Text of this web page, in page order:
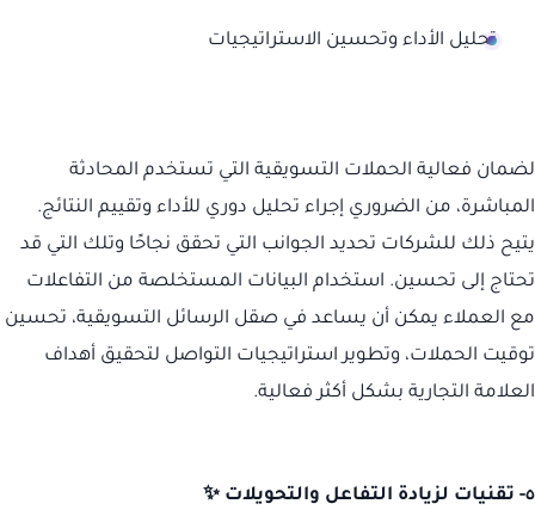
تحليل الأداء وتحسين الاستراتيجيات
لضمان فعالية الحملات التسويقية التي تستخدم المحادثة
المباشرة، من الضروري إجراء تحليل دوري للأداء وتقييم النتائج.
يتيح ذلك للشركات تحديد الجوانب التي تحقق نجاحًا وتلك التي قد
تحتاج إلى تحسين. استخدام البيانات المستخلصة من التفاعلات
مع العملاء يمكن أن يساعد في صقل الرسائل التسويقية، تحسين
توقيت الحملات، وتطوير استراتيجيات التواصل لتحقيق أهداف
العلامة التجارية بشكل أكثر فعالية.
٥- تقنيات لزيادة التفاعل والتحويلات ✨